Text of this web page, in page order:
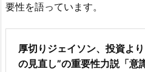
要性を語っています。
厚切りジェイソン、投資よ
の見直し”の重要性力説「意